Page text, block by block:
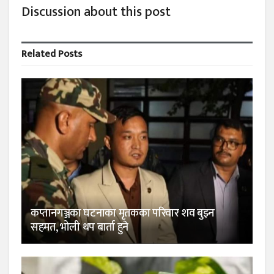
Discussion about this post
RelatedPosts
कप्तानगञ्जका घटनाका मृतकका परिवार शव बुझ्न
सहमत, भोली थप बार्ता हुने